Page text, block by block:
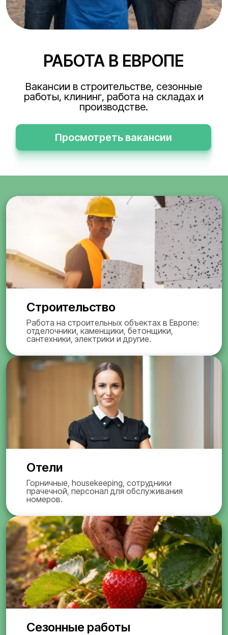
РАБОТА В ЕВРОПЕ
Вакансии в строительстве, сезонные
работы, клининг, работа на складах и
производстве.
Просмотреть вакансии
Строительство
Работа на строительных объектах в Европе:
отделочники, каменщики, бетонщики,
сантехники, электрики и другие.
Отели
Горничные, housekeeping, сотрудники
прачечной, персонал для обслуживания
номеров.
Сезонные работы